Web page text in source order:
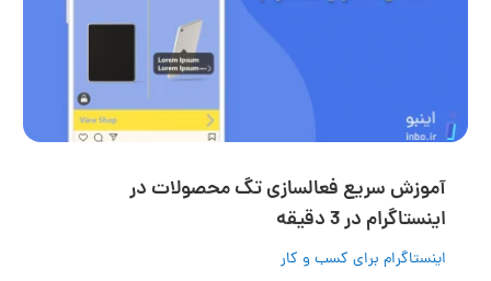
آموزش سریع فعالسازی تگ محصولات در
اینستاگرام در 3 دقیقه
اینستاگرام برای کسب و کار